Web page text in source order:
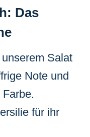
Das
Salat
Note und
für ihr